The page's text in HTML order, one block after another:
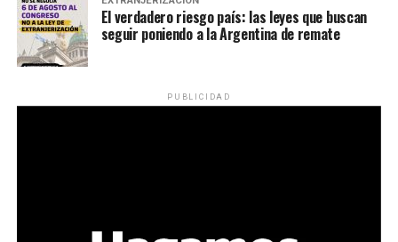
El verdadero riesgo país: las leyes que buscan
seguir poniendo a la Argentina de remate
PUBLICIDAD